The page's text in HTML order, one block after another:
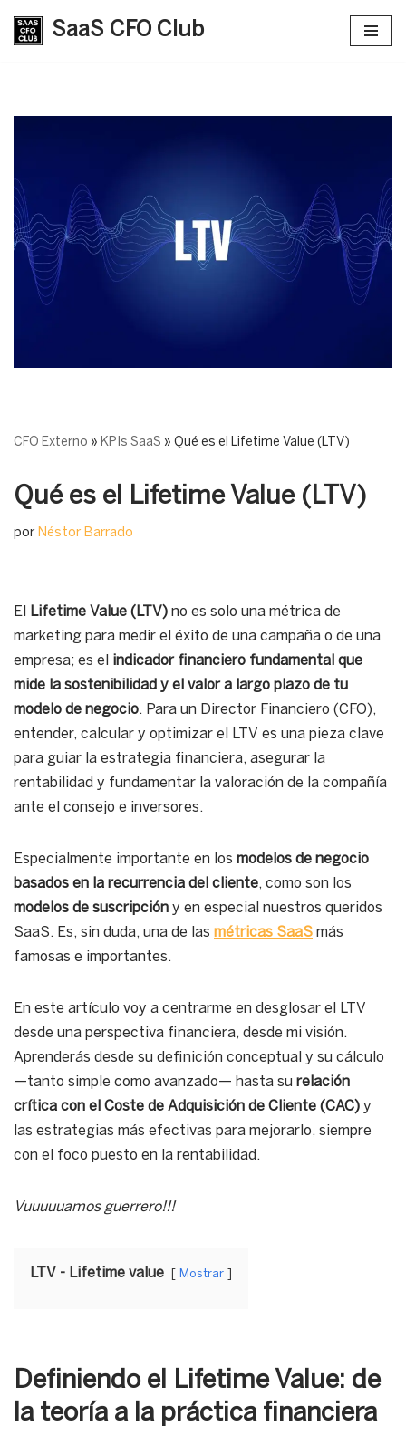
SaaS CFO Club
CFO Externo » KPIs SaaS » Qué es el Lifetime Value (LTV)
Qué es el Lifetime Value (LTV)
por Néstor Barrado
El Lifetime Value (LTV) no es solo una métrica de
marketing para medir el éxito de una campaña o de una
empresa; es el
indicador financiero fundamental que
mide la sostenibilidad y el valor a largo plazo de tu
modelo de negocio. Para un Director Financiero (CFO),
entender, calcular y optimizar el LTV es una pieza clave
para guiar la estrategia financiera, asegurar la
rentabilidad y fundamentar la valoración de la compañía
ante el consejo e inversores.
Especialmente importante en los modelos de negocio
basados en la recurrencia del cliente, como son los
modelos de suscripción y en especial nuestros queridos
SaaS. Es, sin duda, una de las métricas SaaS más
famosas e importantes.
En este artículo voy a centrarme en desglosar el LTV
desde una perspectiva financiera, desde mi visión.
Aprenderás desde su definición conceptual y su cálculo
—tanto simple como avanzado— hasta su relación
crítica con el Coste de Adquisición de Cliente (CAC) y
las estrategias más efectivas para mejorarlo, siempre
con el foco puesto en la rentabilidad.
Vuuuuuamos guerrero!!!
LTV - Lifetime value Mostrar
Definiendo el Lifetime Value: de
la teoría a la práctica financiera